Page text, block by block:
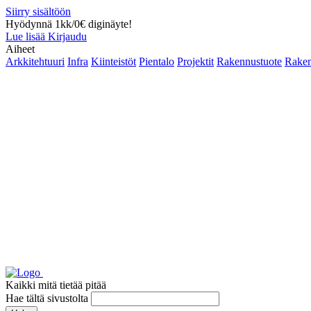
Siirry sisältöön
Hyödynnä 1kk/0€ diginäyte!
Lue lisää Kirjaudu
Aiheet
Arkkitehtuuri Infra Kiinteistöt Pientalo Projektit Rakennustuote
Kaikki mitä tietää pitää
Hae tältä sivustolta